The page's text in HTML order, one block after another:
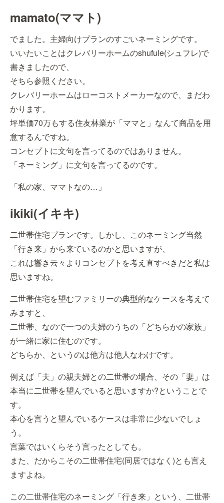
mamato(ママト)
でました。主婦向けプランのすごいネーミングです。
いいたいことはクレバリーホームのshufule(シュフレ)で
書きましたので、
そちら参照ください。
クレバリーホームはローコストメーカーなので、まだわ
かります。
坪単価70万もする住友林業が「ママと」なんて商品を用
意するんですね。
コンセプトに文句を言ってるのではありません。
「ネーミング」に文句を言ってるのです。
「私の家、ママトなの…」
ikiki(イキキ)
二世帯住宅プランです。しかし、このネーミング当然
「行き来」から来ているのかと思いますが、
これは響き云々よりコンセプトを考え直すべきだと私は
思いますね。
二世帯住宅を望むファミリーの典型的なケースを考えて
みますと、
二世帯、なので一つの夫婦のうちの「どちらかの家族」
が一緒に家に住むのです。
どちらか、というのは他方は他人なわけです。
例えば「夫」の親夫婦との二世帯の場合、その「妻」は
本当に二世帯を望んでいると思いますか?ということで
す。
本心を言うと望んでいるケースは非常に少ないでしょ
う。
言葉ではいくらそう言ったとしても。
また、だからこその二世帯住宅(同居ではなく)とも言え
ますよね。
この二世帯住宅のネーミング「行き来」という、二世帯